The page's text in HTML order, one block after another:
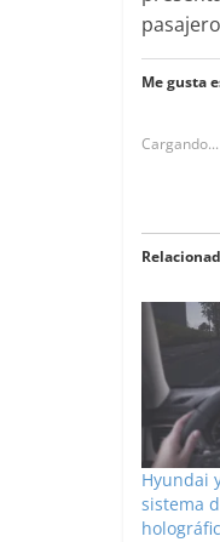
Me gusta
Cargando...
Hyundai
sistema